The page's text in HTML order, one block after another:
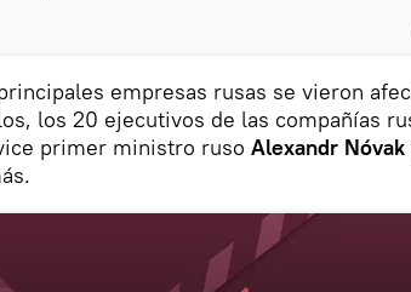
empresas rusas se vieron
los 20 ejecutivos de las compañías
primer ministro ruso Alexandr Nóvak